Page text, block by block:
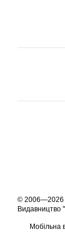
© 2006—2026
Видавництво
Мобільна